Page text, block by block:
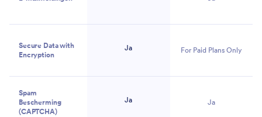
Secure Data with
Encryption
Ja For Paid Plans Only
Spam
Bescherming
(CAPTCHA)
Ja Ja